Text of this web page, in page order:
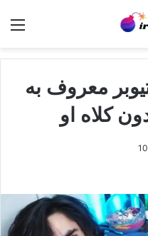
معروف به
کلاه او
10